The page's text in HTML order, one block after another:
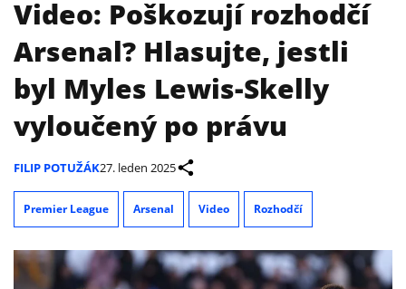
Video: Poškozují rozhodčí
Arsenal? Hlasujte, jestli
byl Myles Lewis-Skelly
vyloučený po právu
FILIP POTUŽÁK27. leden 2025
Premier League Arsenal Video Rozhodčí